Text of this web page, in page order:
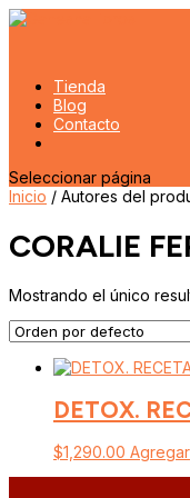
Tienda
Blog
Contacto
Seleccionar página
Inicio / Autores del
CORALIE
Mostrando el único
DETOX.
$1,290.00 Agregar